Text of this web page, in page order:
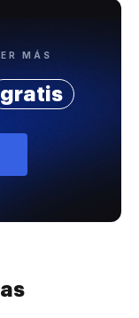
MÁS
gratis